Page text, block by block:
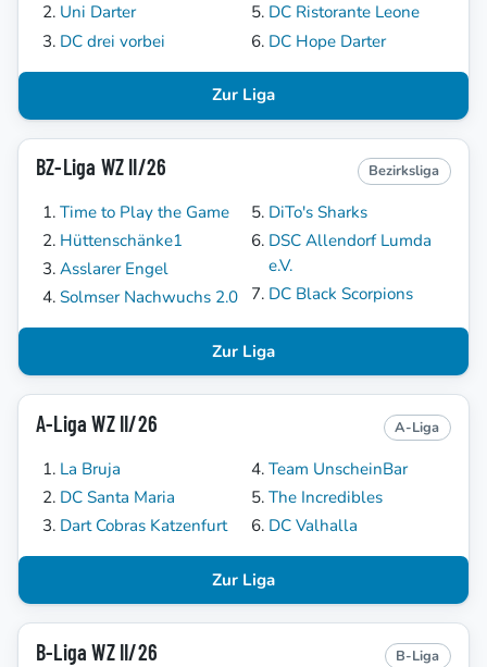
Uni Darter
DC drei vorbei
DC Ristorante Leone
DC Hope Darter
Zur Liga
BZ-Liga WZ II/26 Bezirksliga
Time to Play the Game
Hüttenschänke1
Asslarer Engel
Solmser Nachwuchs 2.0
DiTo's Sharks
DSC Allendorf Lumda
e.V.
DC Black Scorpions
Zur Liga
A-Liga WZ II/26 A-Liga
La Bruja
DC Santa Maria
Dart Cobras Katzenfurt
Team UnscheinBar
The Incredibles
DC Valhalla
Zur Liga
B-Liga WZ II/26 B-Liga